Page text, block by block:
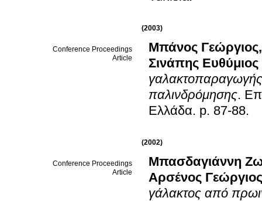
(2003)
Conference Proceedings
Article
Μπάνος Γεώργιος
Σινάπης Ευθύμιος
παλινδρόμησης.
Ελλάδα. p. 87-88.
(2002)
Conference Proceedings
Article
Μπασδαγιάννη
Αρσένος Γεώργιος
γάλακτος από